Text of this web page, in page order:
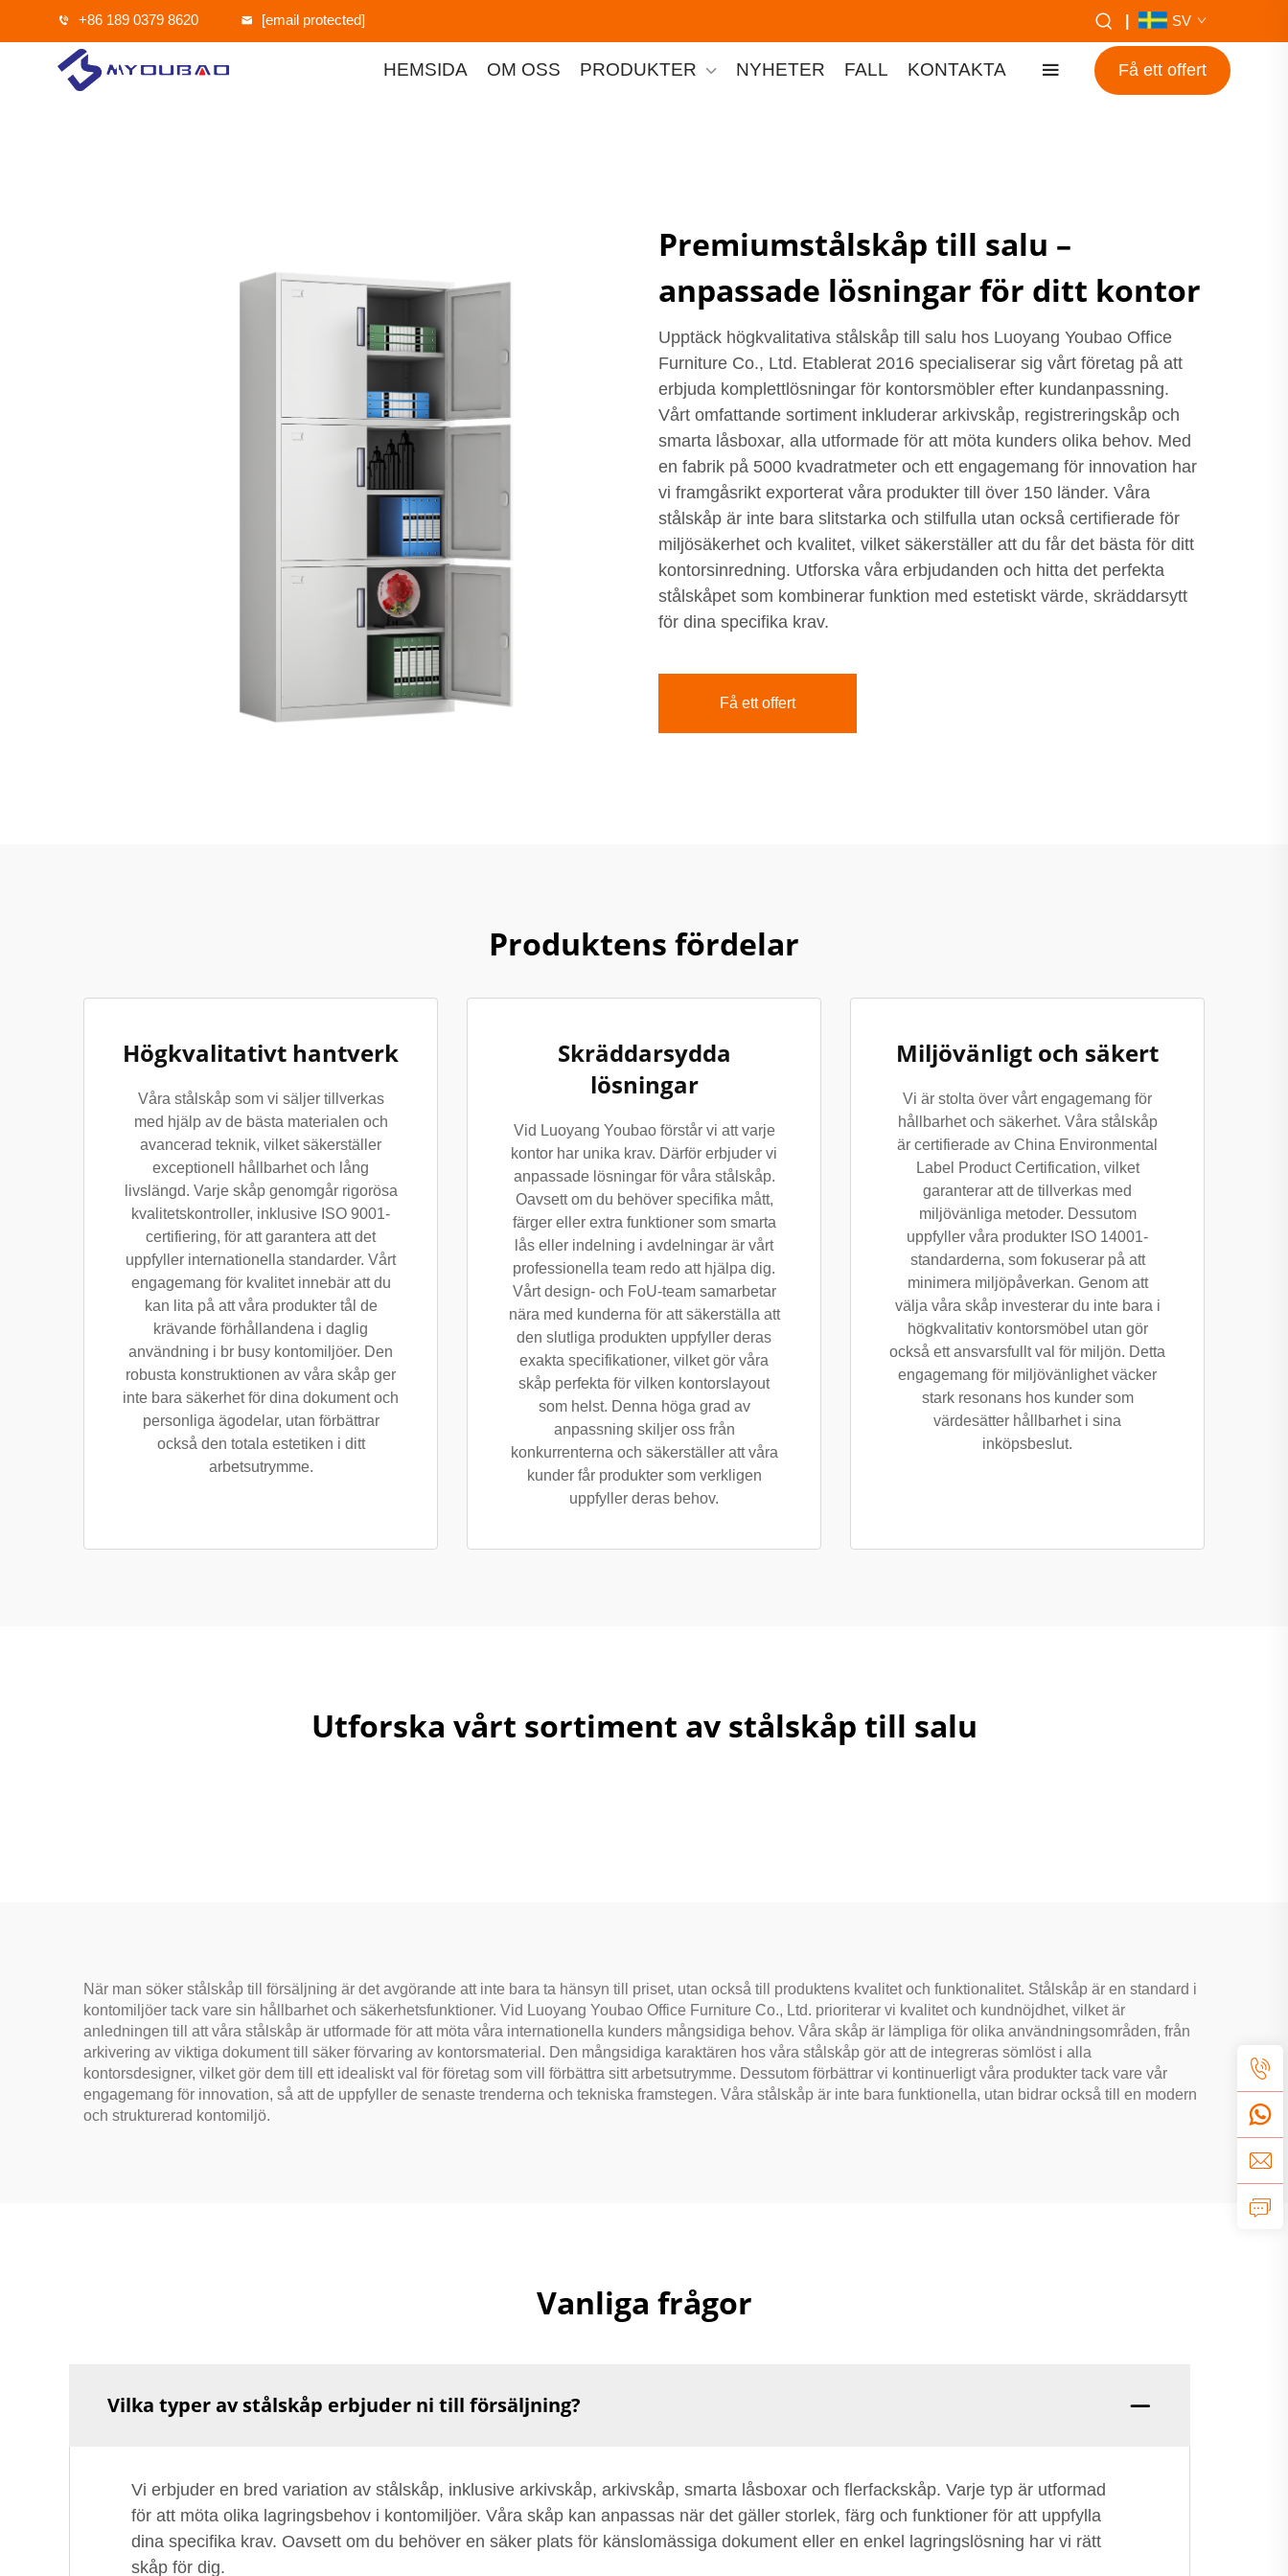
+86 189 0379 8620 [email protected] SV
HEMSIDA OM OSS PRODUKTER NYHETER FALL KONTAKTA Få ett offert
Premiumstålskåp till salu –
anpassade lösningar för ditt kontor
Upptäck högkvalitativa stålskåp till salu hos Luoyang Youbao Office
Furniture Co., Ltd. Etablerat 2016 specialiserar sig vårt företag på att
erbjuda komplettlösningar för kontorsmöbler efter kundanpassning.
Vårt omfattande sortiment inkluderar arkivskåp, registreringskåp och
smarta låsboxar, alla utformade för att möta kunders olika behov. Med
en fabrik på 5000 kvadratmeter och ett engagemang för innovation har
vi framgåsrikt exporterat våra produkter till över 150 länder. Våra
stålskåp är inte bara slitstarka och stilfulla utan också certifierade för
miljösäkerhet och kvalitet, vilket säkerställer att du får det bästa för ditt
kontorsinredning. Utforska våra erbjudanden och hitta det perfekta
stålskåpet som kombinerar funktion med estetiskt värde, skräddarsytt
för dina specifika krav.
Få ett offert
Produktens fördelar
Högkvalitativt hantverk
Våra stålskåp som vi säljer tillverkas
med hjälp av de bästa materialen och
avancerad teknik, vilket säkerställer
exceptionell hållbarhet och lång
livslängd. Varje skåp genomgår rigorösa
kvalitetskontroller, inklusive ISO 9001-
certifiering, för att garantera att det
uppfyller internationella standarder. Vårt
engagemang för kvalitet innebär att du
kan lita på att våra produkter tål de
krävande förhållandena i daglig
användning i br busy kontomiljöer. Den
robusta konstruktionen av våra skåp ger
inte bara säkerhet för dina dokument och
personliga ägodelar, utan förbättrar
också den totala estetiken i ditt
arbetsutrymme.
Skräddarsydda
lösningar
Vid Luoyang Youbao förstår vi att varje
kontor har unika krav. Därför erbjuder vi
anpassade lösningar för våra stålskåp.
Oavsett om du behöver specifika mått,
färger eller extra funktioner som smarta
lås eller indelning i avdelningar är vårt
professionella team redo att hjälpa dig.
Vårt design- och FoU-team samarbetar
nära med kunderna för att säkerställa att
den slutliga produkten uppfyller deras
exakta specifikationer, vilket gör våra
skåp perfekta för vilken kontorslayout
som helst. Denna höga grad av
anpassning skiljer oss från
konkurrenterna och säkerställer att våra
kunder får produkter som verkligen
uppfyller deras behov.
Miljövänligt och säkert
Vi är stolta över vårt engagemang för
hållbarhet och säkerhet. Våra stålskåp
är certifierade av China Environmental
Label Product Certification, vilket
garanterar att de tillverkas med
miljövänliga metoder. Dessutom
uppfyller våra produkter ISO 14001-
standarderna, som fokuserar på att
minimera miljöpåverkan. Genom att
välja våra skåp investerar du inte bara i
högkvalitativ kontorsmöbel utan gör
också ett ansvarsfullt val för miljön. Detta
engagemang för miljövänlighet väcker
stark resonans hos kunder som
värdesätter hållbarhet i sina
inköpsbeslut.
Utforska vårt sortiment av stålskåp till salu
När man söker stålskåp till försäljning är det avgörande att inte bara ta hänsyn till priset, utan också till produktens kvalitet och funktionalitet. Stålskåp är en standard i
kontomiljöer tack vare sin hållbarhet och säkerhetsfunktioner. Vid Luoyang Youbao Office Furniture Co., Ltd. prioriterar vi kvalitet och kundnöjdhet, vilket är
anledningen till att våra stålskåp är utformade för att möta våra internationella kunders mångsidiga behov. Våra skåp är lämpliga för olika användningsområden, från
arkivering av viktiga dokument till säker förvaring av kontorsmaterial. Den mångsidiga karaktären hos våra stålskåp gör att de integreras sömlöst i alla
kontorsdesigner, vilket gör dem till ett idealiskt val för företag som vill förbättra sitt arbetsutrymme. Dessutom förbättrar vi kontinuerligt våra produkter tack vare vår
engagemang för innovation, så att de uppfyller de senaste trenderna och tekniska framstegen. Våra stålskåp är inte bara funktionella, utan bidrar också till en modern
och strukturerad kontomiljö.
Vanliga frågor
Vilka typer av stålskåp erbjuder ni till försäljning?
Vi erbjuder en bred variation av stålskåp, inklusive arkivskåp, arkivskåp, smarta låsboxar och flerfackskåp. Varje typ är utformad
för att möta olika lagringsbehov i kontomiljöer. Våra skåp kan anpassas när det gäller storlek, färg och funktioner för att uppfylla
dina specifika krav. Oavsett om du behöver en säker plats för känslomässiga dokument eller en enkel lagringslösning har vi rätt
skåp för dig.